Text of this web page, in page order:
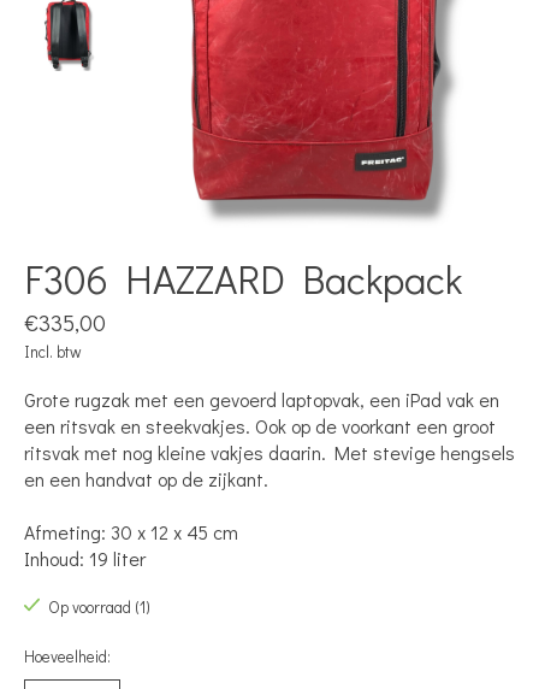
F306 HAZZARD Backpack
€335,00
Incl. btw
Grote rugzak met een gevoerd laptopvak, een iPad vak en
een ritsvak en steekvakjes. Ook op de voorkant een groot
ritsvak met nog kleine vakjes daarin. Met stevige hengsels
en een handvat op de zijkant.
Afmeting: 30 x 12 x 45 cm
Inhoud: 19 liter
Op voorraad (1)
Hoeveelheid: